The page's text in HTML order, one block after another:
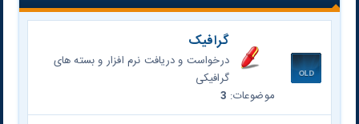
گرافیک
درخواست و دریافت نرم افزار و بسته های
گرافیکی
موضوعات: 3